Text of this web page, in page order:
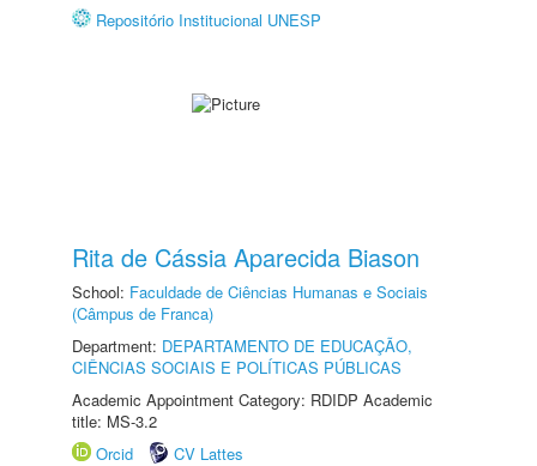
Repositório Institucional UNESP
Rita de Cássia Aparecida Biason
School: Faculdade de Ciências Humanas e Sociais
(Câmpus de Franca)
Department: DEPARTAMENTO DE EDUCAÇÃO,
CIÊNCIAS SOCIAIS E POLÍTICAS PÚBLICAS
Academic Appointment Category: RDIDP Academic
title: MS-3.2
Orcid
CV Lattes